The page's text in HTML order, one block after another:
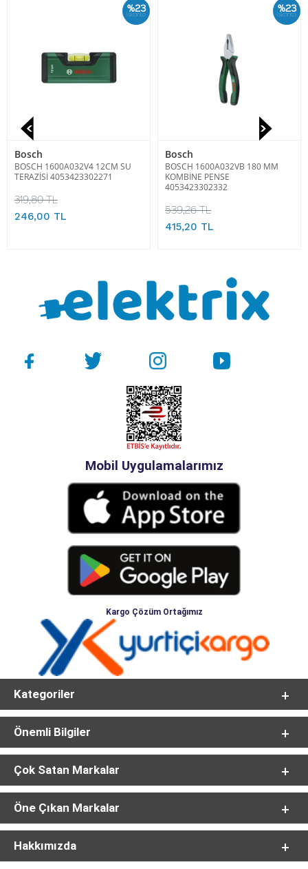
%23
İskonto
Bosch
BOSCH 1600A032V4 12CM SU
TERAZİSİ 4053423302271
319,80 TL
246,00 TL
%23
İskonto
Bosch
BOSCH 1600A032VB 180 MM
KOMBİNE PENSE
4053423302332
539,26 TL
415,20 TL
Mobil Uygulamalarımız
Kargo Çözüm Ortağımız
Kategoriler
Önemli Bilgiler
Çok Satan Markalar
Öne Çıkan Markalar
Hakkımızda